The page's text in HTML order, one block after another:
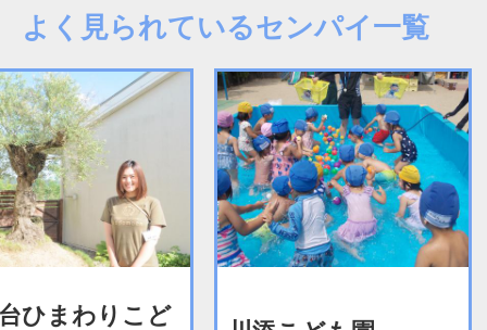
よく見られているセンパイ一覧
ひまわりこど